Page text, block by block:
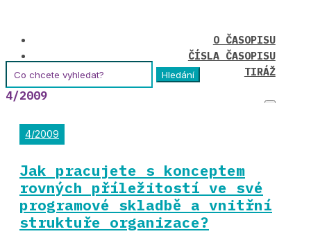
O ČASOPISU
ČÍSLA ČASOPISU
TIRÁŽ
4/2009
4/2009
Jak pracujete s konceptem
rovných příležitostí ve své
programové skladbě a vnitřní
struktuře organizace?